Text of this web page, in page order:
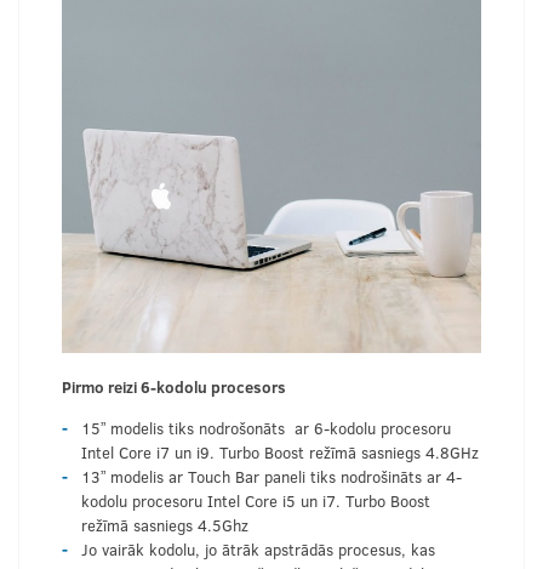
Pirmo reizi 6-kodolu procesors
15” modelis tiks nodrošonāts ar 6-kodolu procesoru
Intel Core i7 un i9. Turbo Boost režīmā sasniegs 4.8GHz
13” modelis ar Touch Bar paneli tiks nodrošināts ar 4-
kodolu procesoru Intel Core i5 un i7. Turbo Boost
režīmā sasniegs 4.5Ghz
Jo vairāk kodolu, jo ātrāk apstrādās procesus, kas